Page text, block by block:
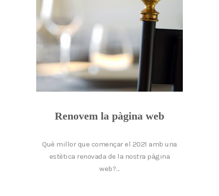
Renovem la pàgina web
Què millor que començar el 2021 amb una
estètica renovada de la nostra pàgina
web?...